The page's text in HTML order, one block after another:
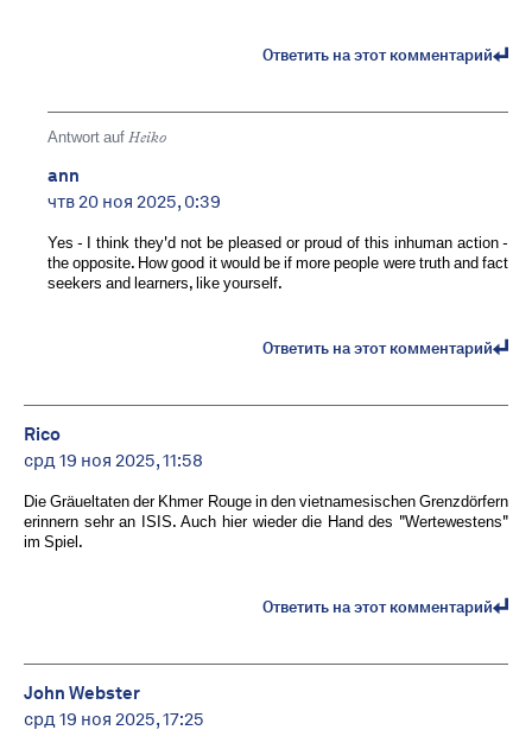
Ответить на этот комментарий
Antwort auf Heiko
ann
чтв 20 ноя 2025, 0:39
Yes - I think they'd not be pleased or proud of this inhuman action -
the opposite. How good it would be if more people were truth and fact
seekers and learners, like yourself.
Ответить на этот комментарий
Rico
срд 19 ноя 2025, 11:58
Die Gräueltaten der Khmer Rouge in den vietnamesischen Grenzdörfern
erinnern sehr an ISIS. Auch hier wieder die Hand des "Wertewestens"
im Spiel.
Ответить на этот комментарий
John Webster
срд 19 ноя 2025, 17:25